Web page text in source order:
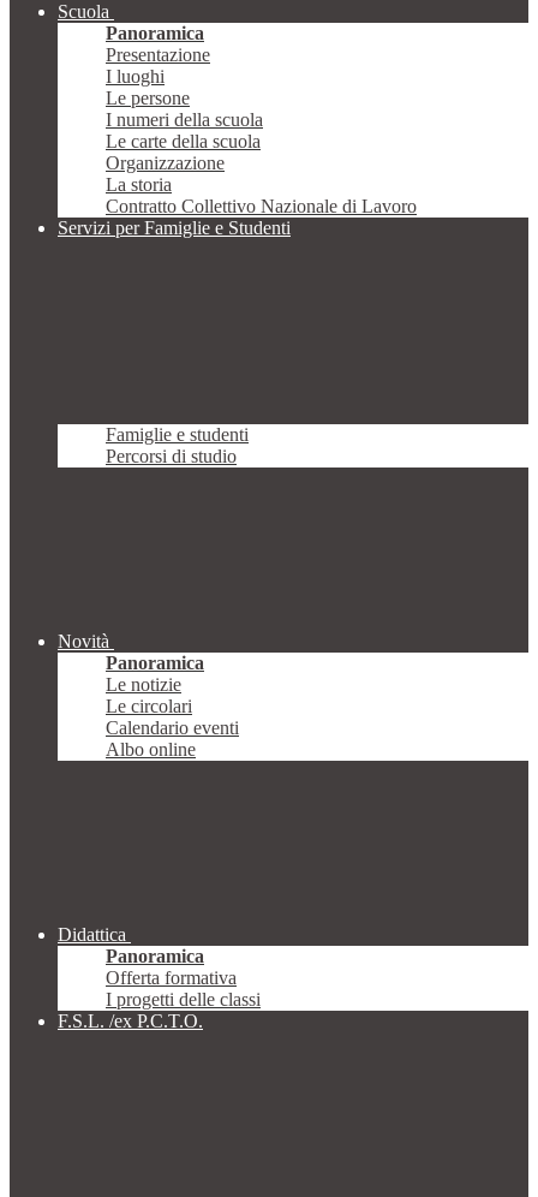
Scuola
Panoramica
Presentazione
I luoghi
Le persone
I numeri della scuola
Le carte della scuola
Organizzazione
La storia
Contratto Collettivo Nazionale di Lavoro
Servizi per Famiglie e Studenti
Famiglie e studenti
Percorsi di studio
Novità
Panoramica
Le notizie
Le circolari
Calendario eventi
Albo online
Didattica
Panoramica
Offerta formativa
I progetti delle classi
F.S.L. /ex P.C.T.O.